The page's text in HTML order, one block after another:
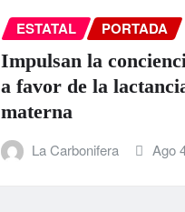
ESTATAL PORTADA
Impulsan la
a favor de la
materna
La Carbonifera Ago